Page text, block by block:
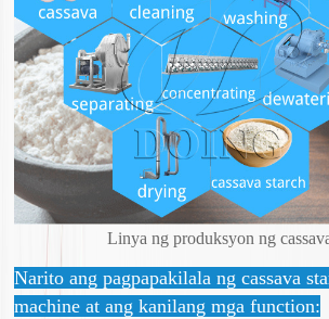
Linya ng produksyon ng
Narito ang pagpapakilala ng cassava
machine at ang kanilang mga function: